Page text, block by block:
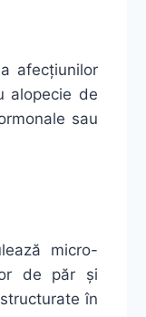
afecțiunilor
alopecie de
sau
micro-
de păr și
în